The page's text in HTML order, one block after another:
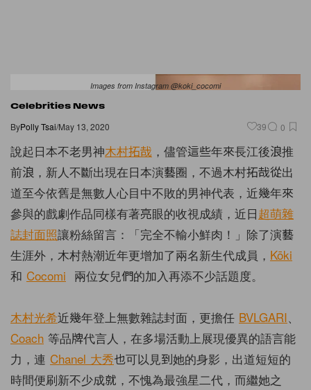
Images from Instagram @koki_cocomi
Celebrities News
ByPolly Tsai/May 13, 2020 39 0
說起日本不老男神木村拓哉 ，儘管這些年來長江後浪推
前浪，新人不斷出現在日本演藝圈，不過木村拓哉從出
道至今依舊是無數人心目中不敗的男神代表，近幾年來
參與的戲劇作品同樣有著亮眼的收視成績，近日超萌雜
誌封面照讓粉絲留言：「完全不輸小鮮肉！」除了演藝
生涯外，木村熱潮近年更增加了兩名新生代成員， Kōki
和 Cocomi 兩位女兒們的加入再添不少話題度。
木村光希近幾年登上無數雜誌封面，更擔任 BVLGARI
Coach 等品牌代言人，在多場活動上展現優異的語言能
力，連 Chanel 大秀也可以見到她的身影，出道短短的
時間便刷新不少成就，不愧為最強星二代，而繼她之